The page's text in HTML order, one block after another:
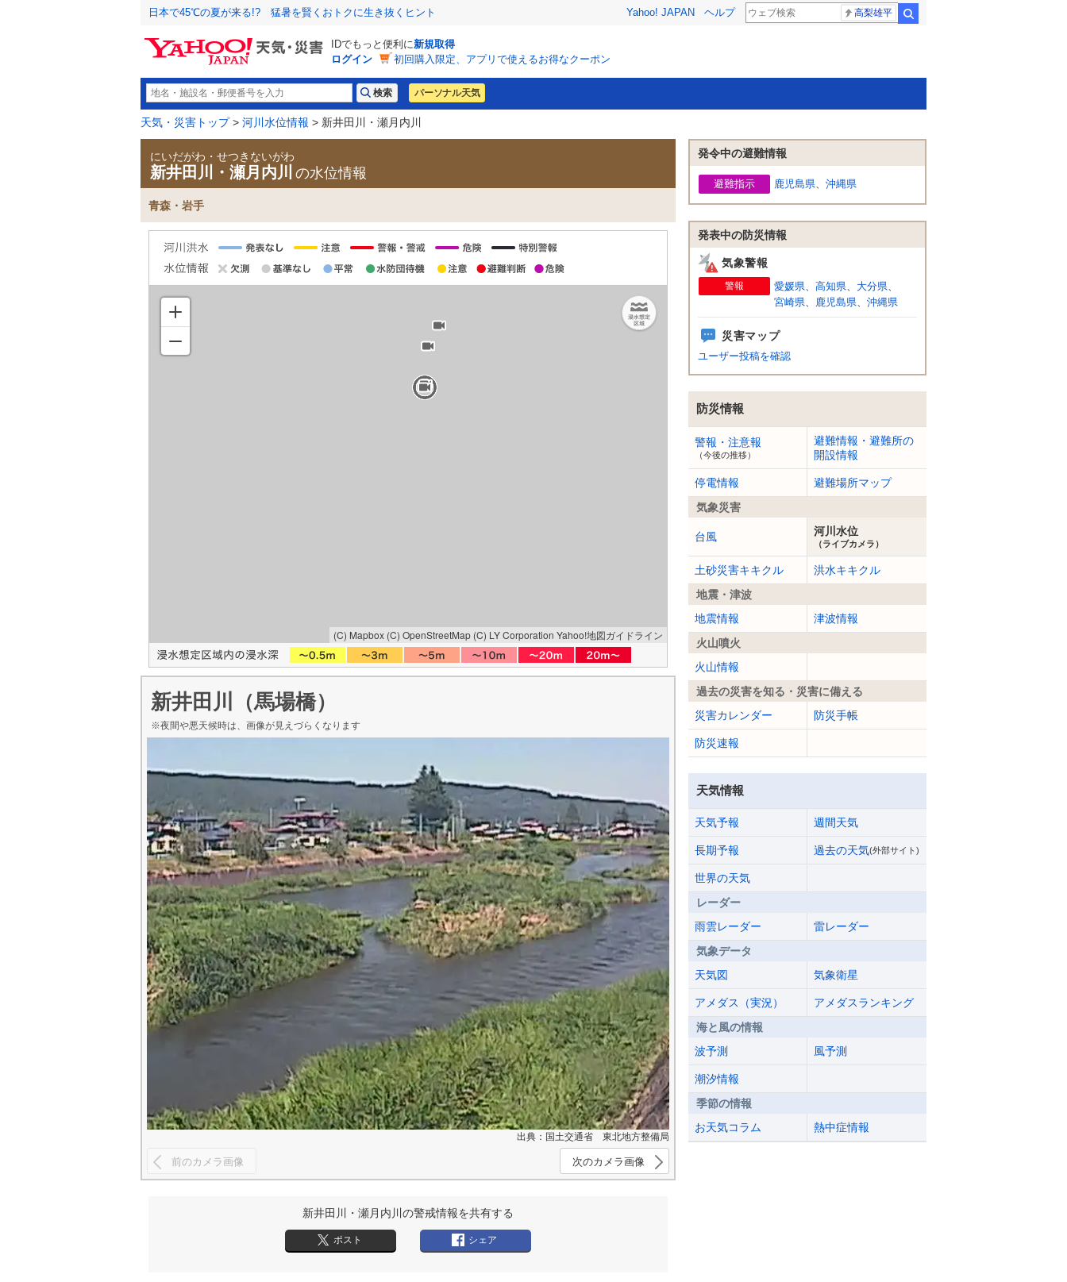
日本で45℃の夏が来る!? 猛暑を賢くおトクに生き抜くヒント Yahoo! JAPAN ヘルプ 高梨雄平
IDでもっと便利に新規取得
ログイン
初回購入限定、アプリで使えるお得なクーポン
パーソナル天気
天気・災害トップ> 河川水位情報 > 新井田川・瀬月内川
にいだがわ・せつきないがわ
新井田川・瀬月内川 の水位情報
青森・岩手
(C) Mapbox (C) OpenStreetMap (C) LY Corporation Yahoo!地図ガイドライン
新井田川（馬場橋）
※夜間や悪天候時は、 画像が見えづらくなります
出典：国土交通省 東北地方整備局
前のカメラ画像 次のカメラ画像
新井田川・瀬月内川の警戒情報を共有する
ポスト シェア
発令中の避難情報
避難指示 鹿児島県、 沖縄県
発表中の防災情報
気象警報
警報 愛媛県、 高知県、 大分県、
宮崎県、 鹿児島県、 沖縄県
災害マップ
ユーザー投稿を確認
防災情報
警報・注意報
（今後の推移）
避難情報・避難所の
開設情報
停電情報
避難場所マップ
気象災害
台風 河川水位
（ライブカメラ）
土砂災害キキクル
洪水キキクル
地震・津波
地震情報
津波情報
火山噴火
火山情報
過去の災害を知る・災害に備える
災害カレンダー
防災手帳
防災速報
天気情報
天気予報 週間天気
長期予報 過去の天気(外部サイト)
世界の天気
レーダー
雨雲レーダー
雷レーダー
気象データ
天気図
気象衛星
アメダス（実況）
アメダスランキング
海と風の情報
波予測
風予測
潮汐情報
季節の情報
お天気コラム
熱中症情報